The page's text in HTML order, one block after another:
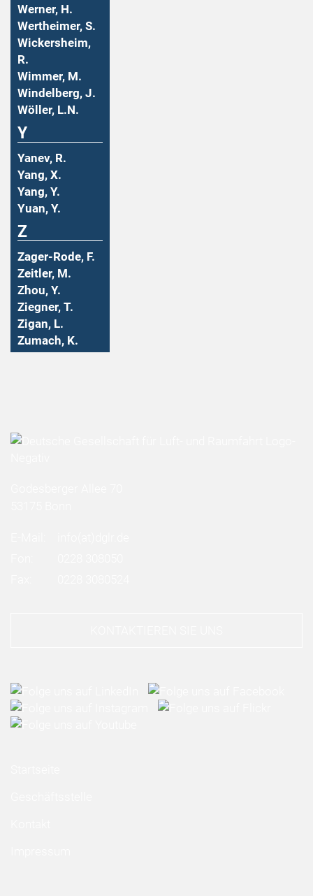
Werner, H.
Wertheimer, S.
Wickersheim,
R.
Wimmer, M.
Windelberg, J.
Wöller, L.N.
Y
Yanev, R.
Yang, X.
Yang, Y.
Yuan, Y.
Z
Zager-Rode, F.
Zeitler, M.
Zhou, Y.
Ziegner, T.
Zigan, L.
Zumach, K.